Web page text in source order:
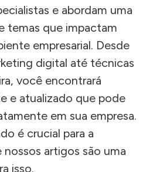
e abordam uma
temas que impactam
empresarial. Desde
digital até técnicas
você encontrará
e atualizado que pode
em sua empresa.
é crucial para a
artigos são uma
isso.